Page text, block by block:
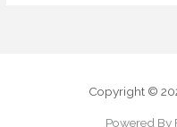
Copyright ©
Powered By